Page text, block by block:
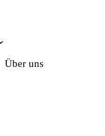
Über uns